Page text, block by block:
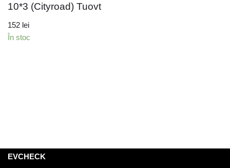
10*3 (Cityroad) Tuovt
152 lei
În stoc
EVCHECK